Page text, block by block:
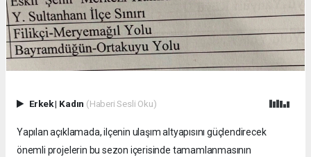
Erkek| Kadın (Haberi Sesli Oku)
Yapılan açıklamada, ilçenin ulaşım altyapısını güçlendirecek
önemli projelerin bu sezon içerisinde tamamlanmasının